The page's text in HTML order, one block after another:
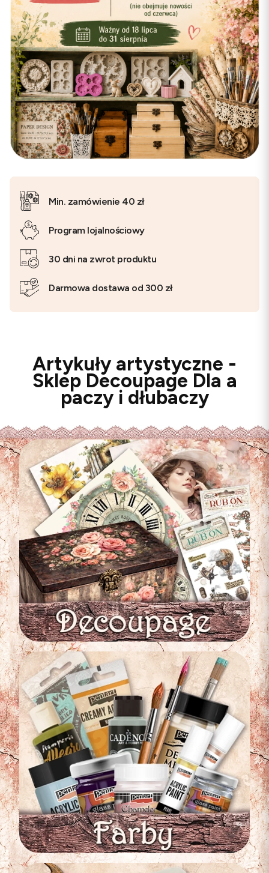
Min. zamówienie 40 zł
Program lojalnościowy
30 dni na zwrot produktu
Darmowa dostawa od 300 zł
Artykuły artystyczne -
Sklep Decoupage Dla a
paczy i dłubaczy